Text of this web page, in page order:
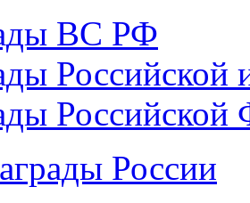
ВС РФ
Российской
Российской
России